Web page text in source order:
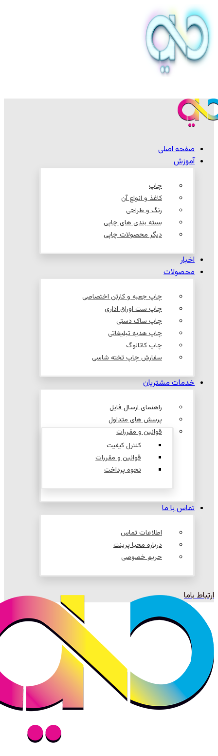
صفحه اصلی
آموزش
چاپ
کاغذ و انواع آن
رنگ و طراحی
بسته بندی های چاپی
دیگر محصولات چاپی
اخبار
محصولات
چاپ جعبه و کارتن اختصاصی
چاپ ست اوراق اداری
چاپ ساک دستی
چاپ هدیه تبلیغاتی
چاپ کاتالوگ
سفارش چاپ تخته شاسی
خدمات مشتریان
راهنمای ارسال فایل
پرسش های متداول
قوانین و مقررات
کنترل کیفیت
قوانین و مقررات
نحوه پرداخت
تماس با ما
اطلاعات تماس
درباره محیا پرینت
حریم خصوصی
ارتباط باما